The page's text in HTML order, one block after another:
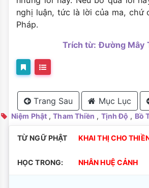
nghị luận, tức là lời của ma, chứ
Pháp.
Trích từ: Đường Mây
Trang Sau Mục Lục
Niệm Phật ,Tham Thiền , Tịnh Độ , Bồ
TỪ NGỮ PHẬT
HỌC TRONG:
KHAI THỊ CHO
NHÂN HUỆ CẢNH